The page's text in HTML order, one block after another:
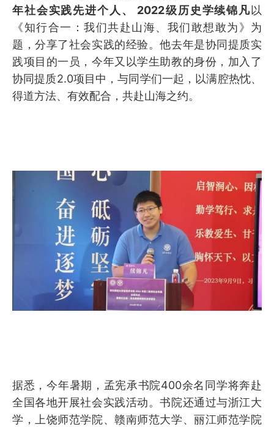
年社会实践先进个人、 2022级历史学续锦凡以
《知行合一：我们共赴山海、我们敢想敢为》为
题，分享了社会实践的经验。他去年是协同提质实
践项目的一员，今年又以学生助教的身份，加入了
协同提质2.0项目中，与同学们一起，以满腔热忱、
得道方法、有效配合，共赴山海之约。
据悉，今年暑期，孟宪承书院400余名同学将奔赴
全国各地开展社会实践活动。书院还通过与浙江大
学，上饶师范学院、赣南师范大学、丽江师范学院